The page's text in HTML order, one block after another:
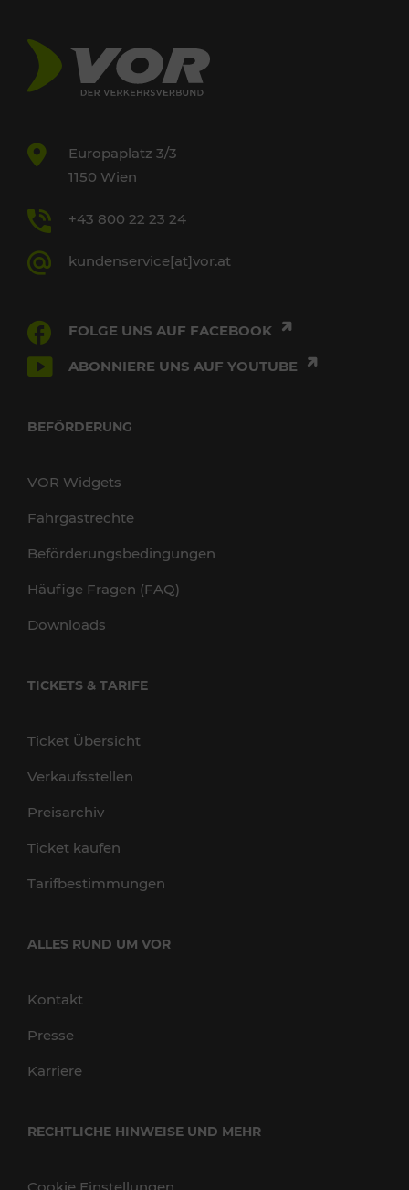
Europaplatz 3/3
1150 Wien
+43 800 22 23 24
kundenservice[at]vor.at
FOLGE UNS AUF FACEBOOK
ABONNIERE UNS AUF YOUTUBE
BEFÖRDERUNG
VOR Widgets
Fahrgastrechte
Beförderungsbedingungen
Häufige Fragen (FAQ)
Downloads
TICKETS & TARIFE
Ticket Übersicht
Verkaufsstellen
Preisarchiv
Ticket kaufen
Tarifbestimmungen
ALLES RUND UM VOR
Kontakt
Presse
Karriere
RECHTLICHE HINWEISE UND MEHR